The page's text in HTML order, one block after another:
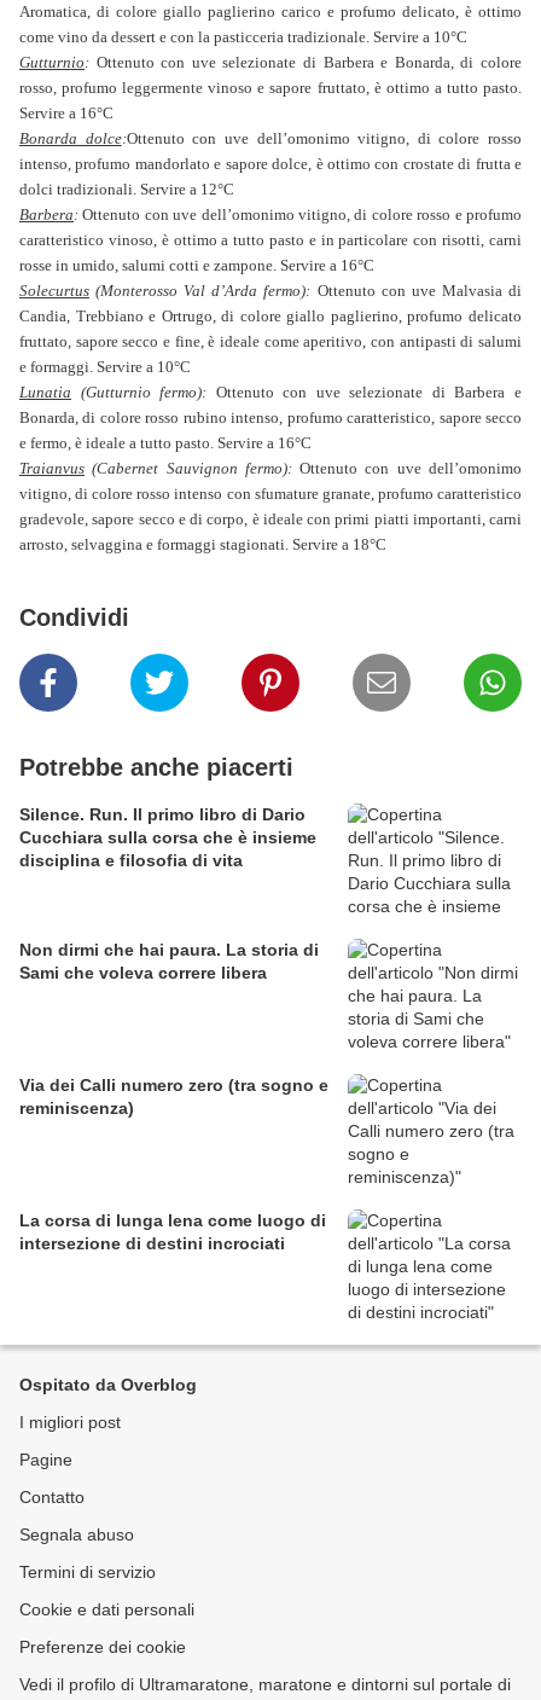
Aromatica, di colore giallo paglierino carico e profumo delicato, è ottimo
come vino da dessert e con la pasticceria tradizionale. Servire a 10°C
Gutturnio: Ottenuto con uve selezionate di Barbera e Bonarda, di colore
rosso, profumo leggermente vinoso e sapore fruttato, è ottimo a tutto pasto.
Servire a 16°C
Bonarda dolce:Ottenuto con uve dell’omonimo vitigno, di colore rosso
intenso, profumo mandorlato e sapore dolce, è ottimo con crostate di frutta e
dolci tradizionali. Servire a 12°C
Barbera: Ottenuto con uve dell’omonimo vitigno, di colore rosso e profumo
caratteristico vinoso, è ottimo a tutto pasto e in particolare con risotti, carni
rosse in umido, salumi cotti e zampone. Servire a 16°C
Solecurtus (Monterosso Val d’Arda fermo): Ottenuto con uve Malvasia di
Candia, Trebbiano e Ortrugo, di colore giallo paglierino, profumo delicato
fruttato, sapore secco e fine, è ideale come aperitivo, con antipasti di salumi
e formaggi. Servire a 10°C
Lunatia (Gutturnio fermo): Ottenuto con uve selezionate di Barbera e
Bonarda, di colore rosso rubino intenso, profumo caratteristico, sapore secco
e fermo, è ideale a tutto pasto. Servire a 16°C
Traianvus (Cabernet Sauvignon fermo): Ottenuto con uve dell’omonimo
vitigno, di colore rosso intenso con sfumature granate, profumo caratteristico
gradevole, sapore secco e di corpo, è ideale con primi piatti importanti, carni
arrosto, selvaggina e formaggi stagionati. Servire a 18°C
Condividi
Potrebbe anche piacerti
Silence. Run. Il primo libro di Dario
Cucchiara sulla corsa che è insieme
disciplina e filosofia di vita
Non dirmi che hai paura. La storia di
Sami che voleva correre libera
Via dei Calli numero zero (tra sogno e
reminiscenza)
La corsa di lunga lena come luogo di
intersezione di destini incrociati
Ospitato da Overblog
I migliori post
Pagine
Contatto
Segnala abuso
Termini di servizio
Cookie e dati personali
Preferenze dei cookie
Vedi il profilo di Ultramaratone, maratone e dintorni sul portale di